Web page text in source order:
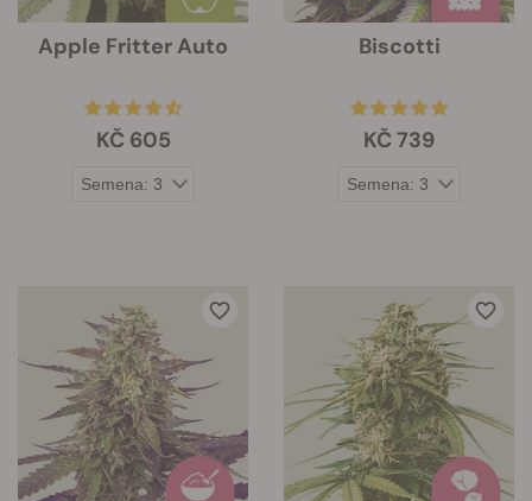
Apple Fritter Auto
KČ 605
Biscotti
KČ 739